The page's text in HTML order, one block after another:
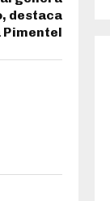
destaca
Pimentel